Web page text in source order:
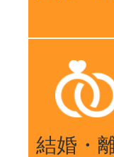
結婚・